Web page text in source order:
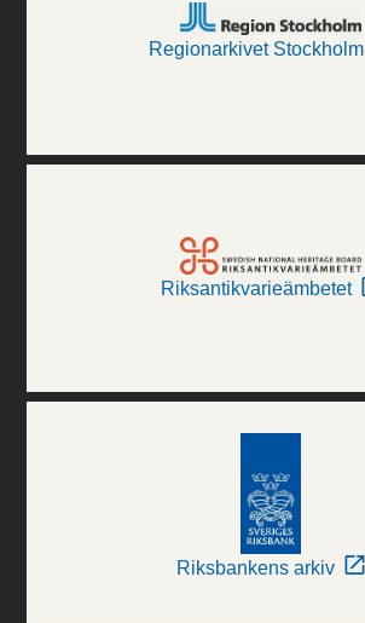
Regionarkivet Stockholm
Riksantikvarieämbetet
Riksbankens arkiv